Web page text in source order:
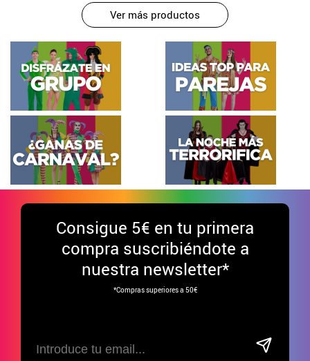
Ver más productos
Consigue 5€ en tu primera
compra suscribiéndote a
nuestra newsletter*
*Compras superiores a 50€